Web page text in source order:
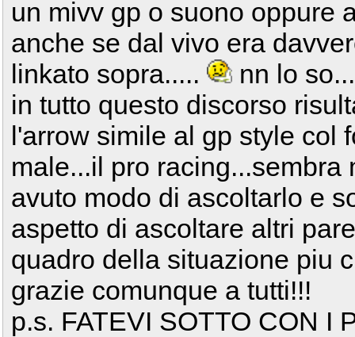
un mivv gp o suono oppure
anche se dal vivo era
linkato sopra.....
nn lo
in tutto questo discorso
l'arrow simile al gp style col
male...il pro
avuto modo di ascoltarlo e
aspetto di ascoltare altri
quadro della situazione piu
grazie comunque a tutti!!!
p.s. FATEVI SOTTO CON I